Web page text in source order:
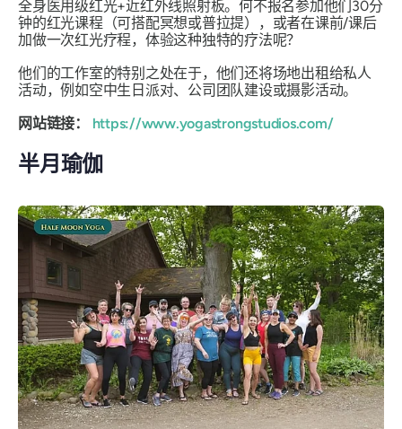
全身医用级红光+近红外线照射板。何不报名参加他们30分
钟的红光课程（可搭配冥想或普拉提），或者在课前/课后
加做一次红光疗程，体验这种独特的疗法呢？
他们的工作室的特别之处在于，他们还将场地出租给私人
活动，例如空中生日派对、公司团队建设或摄影活动。
网站链接：
https://www.yogastrongstudios.com/
半月瑜伽